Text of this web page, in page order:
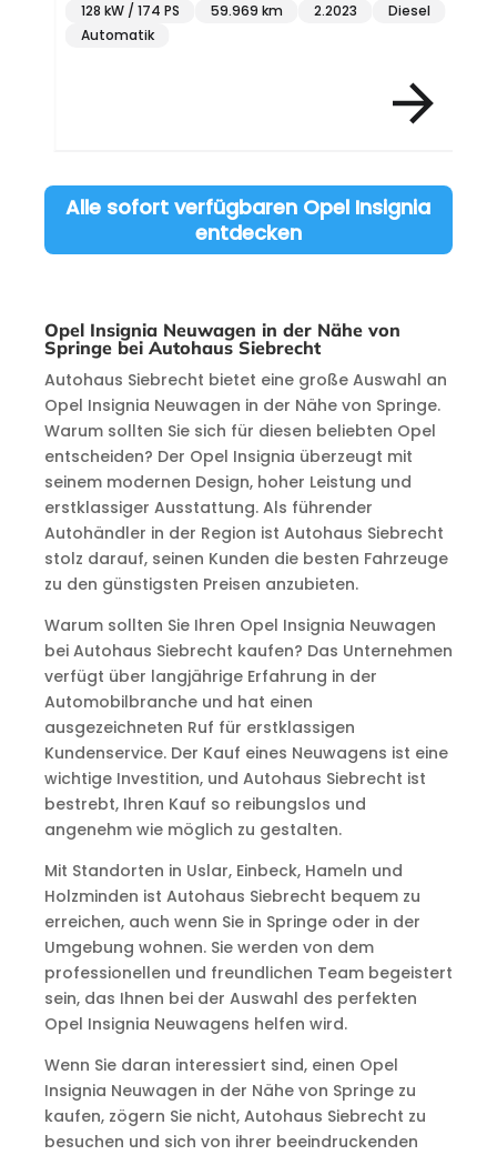
128 kW / 174 PS 59.969 km 2.2023
Diesel
Automatik
Alle sofort verfügbaren Opel Insignia
entdecken
Opel Insignia Neuwagen in der Nähe von
Springe bei Autohaus Siebrecht
Autohaus Siebrecht bietet eine große Auswahl an
Opel Insignia Neuwagen in der Nähe von Springe.
Warum sollten Sie sich für diesen beliebten Opel
entscheiden? Der Opel Insignia überzeugt mit
seinem modernen Design, hoher Leistung und
erstklassiger Ausstattung. Als führender
Autohändler in der Region ist Autohaus Siebrecht
stolz darauf, seinen Kunden die besten Fahrzeuge
zu den günstigsten Preisen anzubieten.
Warum sollten Sie Ihren Opel Insignia Neuwagen
bei Autohaus Siebrecht kaufen? Das Unternehmen
verfügt über langjährige Erfahrung in der
Automobilbranche und hat einen
ausgezeichneten Ruf für erstklassigen
Kundenservice. Der Kauf eines Neuwagens ist eine
wichtige Investition, und Autohaus Siebrecht ist
bestrebt, Ihren Kauf so reibungslos und
angenehm wie möglich zu gestalten.
Mit Standorten in Uslar, Einbeck, Hameln und
Holzminden ist Autohaus Siebrecht bequem zu
erreichen, auch wenn Sie in Springe oder in der
Umgebung wohnen. Sie werden von dem
professionellen und freundlichen Team begeistert
sein, das Ihnen bei der Auswahl des perfekten
Opel Insignia Neuwagens helfen wird.
Wenn Sie daran interessiert sind, einen Opel
Insignia Neuwagen in der Nähe von Springe zu
kaufen, zögern Sie nicht, Autohaus Siebrecht zu
besuchen und sich von ihrer beeindruckenden